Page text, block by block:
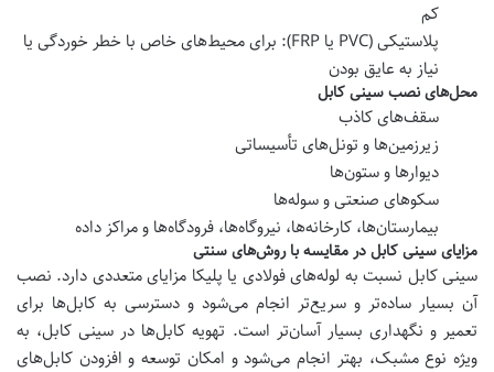
کم
پلاستیکی(PVC یا
برای محیط‌های خاص با خطر خوردگی یا
نیاز به عایق بودن
محل‌های نصب سینی کابل
سقف‌های کاذب
زیرزمین‌ها و تونل‌های تأسیساتی
دیوارها و ستون‌ها
سکوهای صنعتی و سوله‌ها
بیمارستان‌ها، کارخانه‌ها، نیروگاه‌ها، فرودگاه‌ها و مراکز داده
مزایای سینی کابل در مقایسه با روش‌های سنتی
سینی کابل نسبت به لوله‌های فولادی یا پلیکا مزایای متعددی دارد. نصب
آن بسیار ساده‌تر و سریع‌تر انجام می‌شود و دسترسی به کابل‌ها برای
تعمیر و نگهداری بسیار آسان‌تر است. تهویه کابل‌ها در سینی کابل، به
ویژه نوع مشبک، بهتر انجام می‌شود و امکان توسعه و افزودن کابل‌های